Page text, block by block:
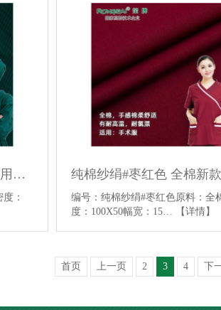
纯棉纱卡#草绿 全棉新款医用面料平纹医用手术服面料
：
编号：纯棉纱绢#枣红色原料：全
度：100X50幅宽：15…
【详情】
首页 上一页 2 3 4 下